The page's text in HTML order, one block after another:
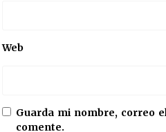
Web
Guarda mi nombre, correo
comente.